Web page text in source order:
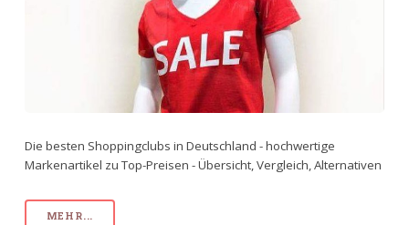
Die besten Shoppingclubs in Deutschland - hochwertige
Markenartikel zu Top-Preisen - Übersicht, Vergleich, Alternativen
MEHR...